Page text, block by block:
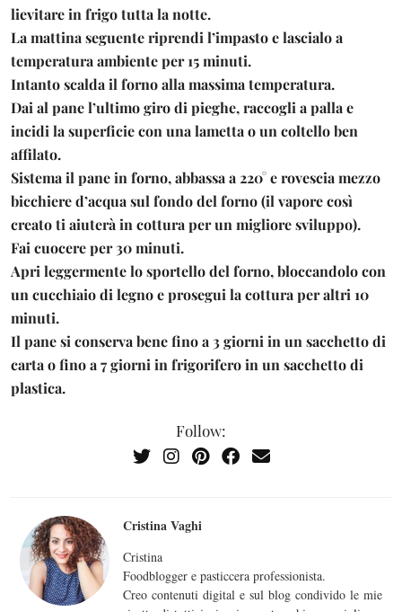
lievitare in frigo tutta la notte.
La mattina seguente riprendi l’impasto e lascialo a
temperatura ambiente per 15 minuti.
Intanto scalda il forno alla massima temperatura.
Dai al pane l’ultimo giro di pieghe, raccogli a palla e
incidi la superficie con una lametta o un coltello ben
affilato.
Sistema il pane in forno, abbassa a 220° e rovescia mezzo
bicchiere d’acqua sul fondo del forno (il vapore così
creato ti aiuterà in cottura per un migliore sviluppo).
Fai cuocere per 30 minuti.
Apri leggermente lo sportello del forno, bloccandolo con
un cucchiaio di legno e prosegui la cottura per altri 10
minuti.
Il pane si conserva bene fino a 3 giorni in un sacchetto di
carta o fino a 7 giorni in frigorifero in un sacchetto di
plastica.
Follow:
Cristina Vaghi
Cristina
Foodblogger e pasticcera professionista.
Creo contenuti digital e sul blog condivido le mie